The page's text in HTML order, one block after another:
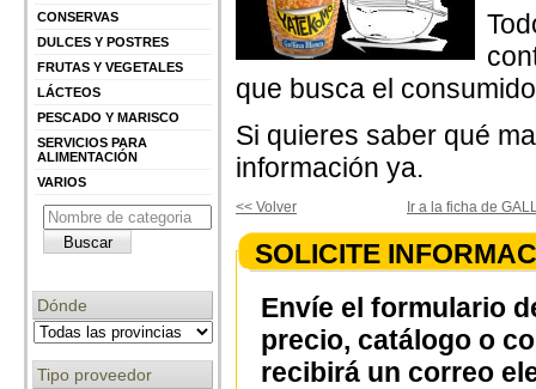
CONSERVAS
DULCES Y POSTRES
FRUTAS Y VEGETALES
LÁCTEOS
PESCADO Y MARISCO
SERVICIOS PARA
ALIMENTACIÓN
VARIOS
Dónde
Tipo proveedor
que busca el
Si quieres saber qué
información ya.
<< Volver Ir a la ficha de
SOLICITE
Envíe el formulario
precio, catálogo o
recibirá un correo